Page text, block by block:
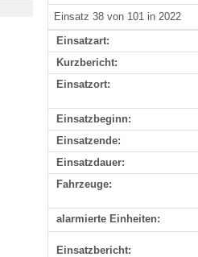
Einsatz 38 von 101 in 2022
Einsatzart:
Kurzbericht:
Einsatzort:
Einsatzbeginn:
Einsatzende:
Einsatzdauer:
Fahrzeuge:
alarmierte Einheiten:
Einsatzbericht: